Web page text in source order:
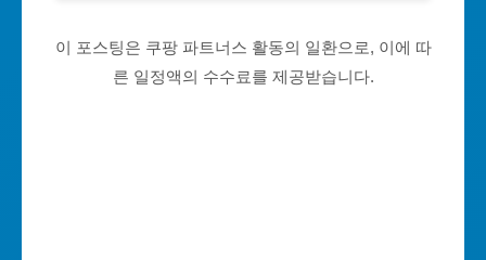
이 포스팅은 쿠팡 파트너스 활동의 일환으로, 이에 따
른 일정액의 수수료를 제공받습니다.